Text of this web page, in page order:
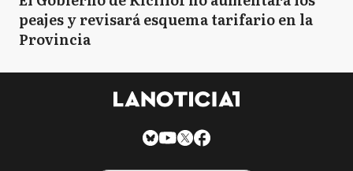
peajes y revisará esquema tarifario en la
Provincia